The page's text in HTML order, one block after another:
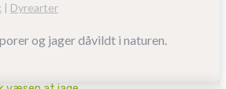
| Dyrearter
og jager dåvildt i naturen.